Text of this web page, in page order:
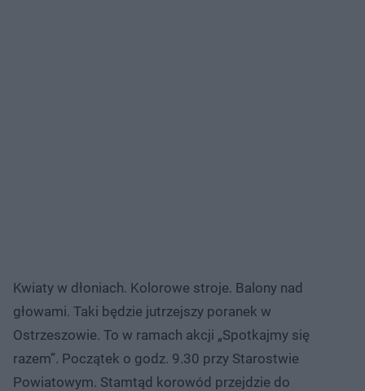
Kwiaty w dłoniach. Kolorowe stroje. Balony nad
głowami. Taki będzie jutrzejszy poranek w
Ostrzeszowie. To w ramach akcji „Spotkajmy się
razem”. Początek o godz. 9.30 przy Starostwie
Powiatowym. Stamtąd korowód przejdzie do